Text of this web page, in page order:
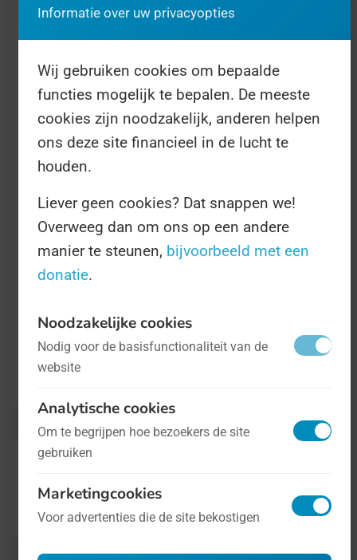
gevierd door restaurants en viswinkels, maar
'palingradar'
opgezet om alle evenementen
weer te geven.
Wie er precies achter de Dag zit, is niet
helemaal bekend. Dat lijkt in ieder geval een
commerciële organisatie te zijn, want de Dag
is omgeven met merchandise en bedoeld als
promotie-evenement voor de visindustrie.
Maakt ook niet uit, als u deze Dag maar
paling eet. Opdagvandepaling.nlvindt u alle
Informatie over uw privacyopties
Wij gebruiken cookies om bepaalde
functies mogelijk te bepalen. De meeste
cookies zijn noodzakelijk, anderen helpen
ons deze site financieel in de lucht te
houden.
Liever geen cookies? Dat snappen we!
Overweeg dan om ons op een andere
manier te steunen, bijvoorbeeld met een
donatie.
Noodzakelijke cookies
Nodig voor de basisfunctionaliteit van de
website
Analytische cookies
Om te begrijpen hoe bezoekers de site
gebruiken
Marketingcookies
Voor advertenties die de site bekostigen